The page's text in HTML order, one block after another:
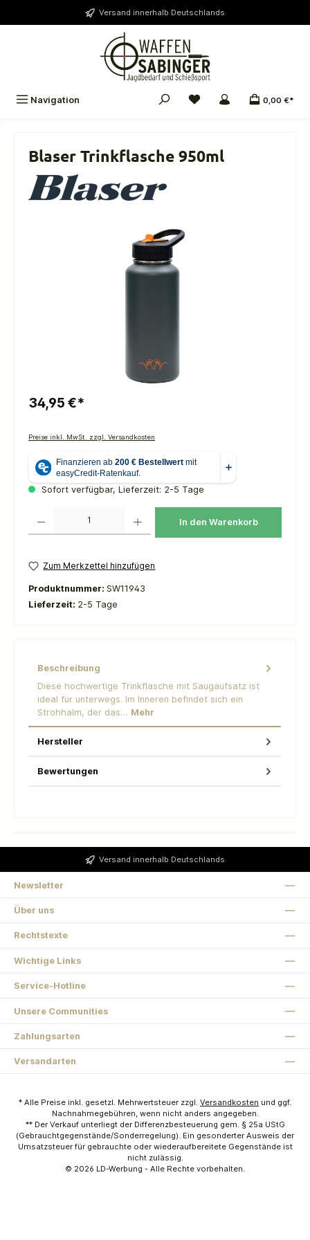
Versand innerhalb Deutschlands
Navigation 0,00 €*
Blaser Trinkflasche 950ml
34,95 €*
Preise inkl. MwSt. zzgl. Versandkosten
Sofort verfügbar, Lieferzeit: 2-5 Tage
In den Warenkorb
Zum Merkzettel hinzufügen
Produktnummer: SW11943
Lieferzeit: 2-5 Tage
Beschreibung
Diese hochwertige Trinkflasche mit Saugaufsatz ist
ideal für unterwegs. Im Inneren befindet sich ein
Strohhalm, der das… Mehr
Hersteller
Bewertungen
Versand innerhalb Deutschlands
Newsletter
Über uns
Rechtstexte
Wichtige Links
Service-Hotline
Unsere Communities
Zahlungsarten
Versandarten
* Alle Preise inkl. gesetzl. Mehrwertsteuer zzgl. Versandkosten und ggf.
Nachnahmegebühren, wenn nicht anders angegeben.
** Der Verkauf unterliegt der Differenzbesteuerung gem. § 25a UStG
(Gebrauchtgegenstände/Sonderregelung). Ein gesonderter Ausweis der
Umsatzsteuer für gebrauchte oder wiederaufbereitete Gegenstände ist
nicht zulässig.
© 2026 LD-Werbung - Alle Rechte vorbehalten.